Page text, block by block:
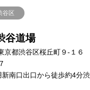
谷区
谷道場
京都渋谷区桜丘町９-１６
南口出口から徒歩約4分